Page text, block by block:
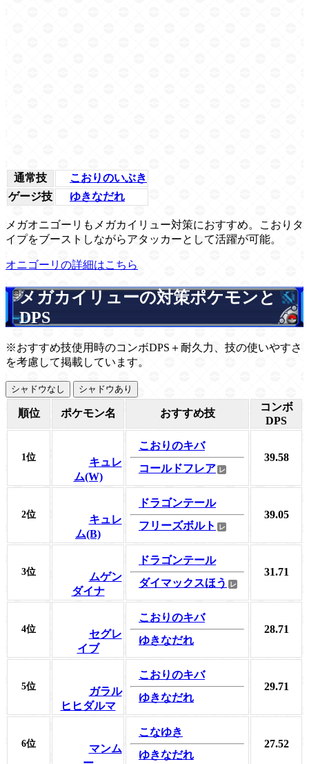
通常技
こおりのいぶき
ゲージ技
ゆきなだれ
メガオニゴーリもメガカイリュー対策におすすめ。こおりタ
イプをブーストしながらアタッカーとして活躍が可能。
オニゴーリの詳細はこちら
メガカイリューの対策ポケモンと
DPS
※おすすめ技使用時のコンボDPS＋耐久力、技の使いやすさ
を考慮して掲載しています。
シャドウなし シャドウあり
順位 ポケモン名 おすすめ技
コンボ
DPS
1位
キュレ
ム(W)
こおりのキバ
コールドフレア
39.58
2位
キュレ
ム(B)
ドラゴンテール
フリーズボルト
39.05
3位
ムゲン
ダイナ
ドラゴンテール
ダイマックスほう
31.71
4位
セグレ
イブ
こおりのキバ
ゆきなだれ
28.71
5位
ガラル
ヒヒダルマ
こおりのキバ
ゆきなだれ
29.71
6位
マンム
こなゆき
ゆきなだれ
27.52